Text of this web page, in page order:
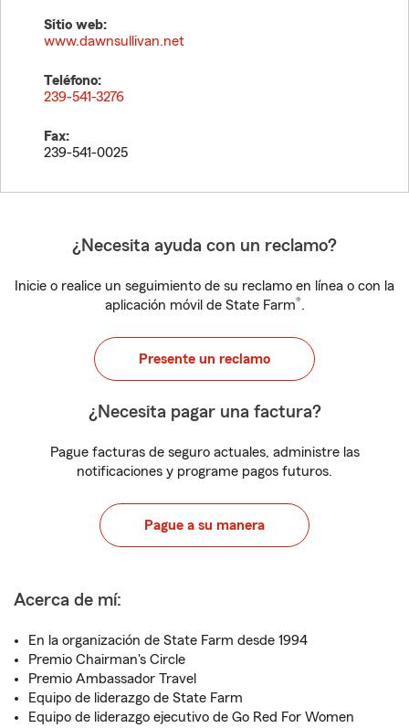
Sitio web:
www.dawnsullivan.net
Teléfono:
239-541-3276
Fax:
239-541-0025
¿Necesita ayuda con un reclamo?
Inicie o realice un seguimiento de su reclamo en línea o con la
aplicación móvil de State Farm®.
Presente un reclamo
¿Necesita pagar una factura?
Pague facturas de seguro actuales, administre las
notificaciones y programe pagos futuros.
Pague a su manera
Acerca de mí:
En la organización de State Farm desde 1994
Premio Chairman's Circle
Premio Ambassador Travel
Equipo de liderazgo de State Farm
Equipo de liderazgo ejecutivo de Go Red For Women